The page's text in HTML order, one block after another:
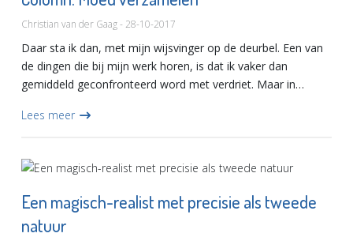
Christian van der Gaag - 28-10-2017
Daar sta ik dan, met mijn wijsvinger op de deurbel. Een van
de dingen die bij mijn werk horen, is dat ik vaker dan
gemiddeld geconfronteerd word met verdriet. Maar in
ander...
Lees meer
Een magisch-realist met precisie als tweede
natuur